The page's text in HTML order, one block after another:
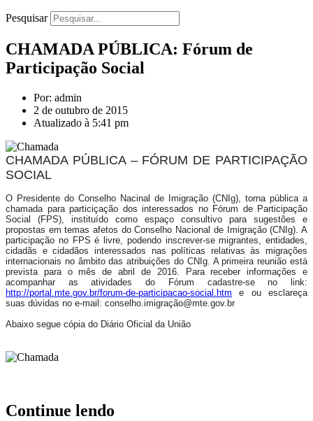
Pesquisar
CHAMADA PÚBLICA: Fórum de
Participação Social
Por: admin
2 de outubro de 2015
Atualizado à 5:41 pm
CHAMADA PÚBLICA – FÓRUM DE PARTICIPAÇÃO
SOCIAL
O Presidente do Conselho Nacinal de Imigração (CNIg), torna pública a
chamada para particiçação dos interessados no Fórum de Participação
Social (FPS), instituído como espaço consultivo para sugestões e
propostas em temas afetos do Conselho Nacional de Imigração (CNIg). A
participação no FPS é livre, podendo inscrever-se migrantes, entidades,
cidadãs e cidadãos interessados nas políticas relativas às migrações
internacionais no âmbito das atribuições do CNIg. A primeira reunião está
prevista para o mês de abril de 2016. Para receber informações e
acompanhar as atividades do Fórum cadastre-se no link:
http://portal.mte.gov.br/forum-de-participacao-social.htm e ou esclareça
suas dúvidas no e-mail: conselho.imigração@mte.gov.br
Abaixo segue cópia do Diário Oficial da União
Continue lendo